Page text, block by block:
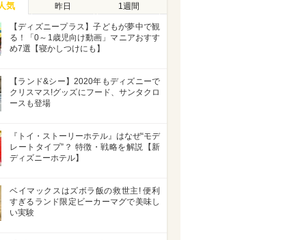
気 昨日 1週間
【ディズニープラス】子どもが夢中で観
る！「0～1歳児向け動画」マニアおすす
め7選【寝かしつけにも】
【ランド&シー】2020年もディズニーで
クリスマス!グッズにフード、サンタクロ
ースも登場
『トイ・ストーリーホテル』はなぜ“モデ
レートタイプ”？ 特徴・戦略を解説【新
ディズニーホテル】
ベイマックスはズボラ飯の救世主! 便利
すぎるランド限定ビーカーマグで美味し
い実験